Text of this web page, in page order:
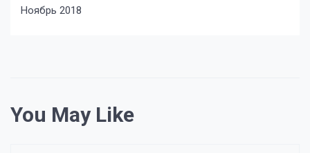
Ноябрь 2018
You May Like